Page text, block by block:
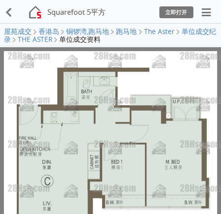
Squarefoot 5平方 立即打开
屋苑成交 香港岛 铜锣湾,跑马地 跑马地 The Aster
单位成交纪
录
THE ASTER 单位成交资料